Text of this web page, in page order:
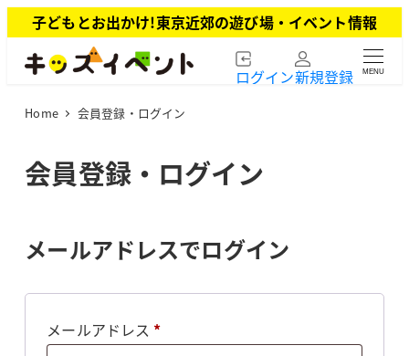
イ
子どもとお出かけ!東京近郊の遊び場・イベント情報
ログイン新規登録 MENU
Home 会員登録・ログイン
会員登録・ログイン
メールアドレスでログイン
メールアドレス *必